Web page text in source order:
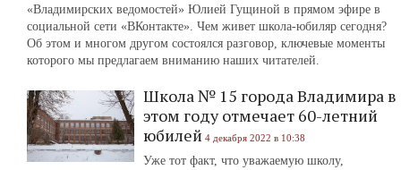
«Владимирских ведомостей» Юлией Гущиной в прямом эфире в
социальной сети «ВКонтакте». Чем живет школа-юбиляр сегодня?
Об этом и многом другом состоялся разговор, ключевые моменты
которого мы предлагаем вниманию наших читателей.
Школа № 15 города Владимира в
этом году отмечает 60-летний
юбилей 4 декабря 2022 в 10:38
Уже тот факт, что уважаемую школу,